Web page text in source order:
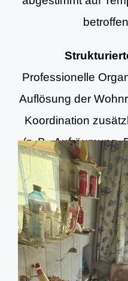
Professionelle
Auflösung der
Koordination
(z. B. Aufräumung,
und